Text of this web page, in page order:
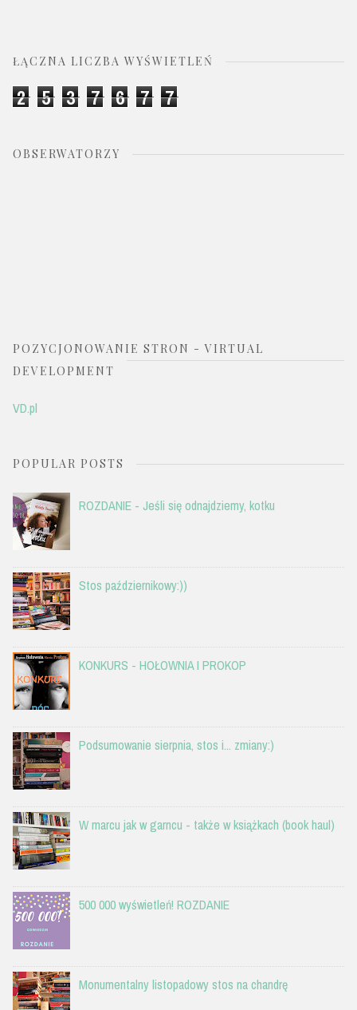
ŁĄCZNA LICZBA WYŚWIETLEŃ
2 5 3 7 6 7 7
OBSERWATORZY
POZYCJONOWANIE STRON - VIRTUAL
DEVELOPMENT
VD.pl
POPULAR POSTS
ROZDANIE - Jeśli się odnajdziemy, kotku
Stos październikowy:))
KONKURS - HOŁOWNIA I PROKOP
Podsumowanie sierpnia, stos i... zmiany:)
W marcu jak w garncu - także w książkach (book haul)
500 000 wyświetleń! ROZDANIE
Monumentalny listopadowy stos na chandrę